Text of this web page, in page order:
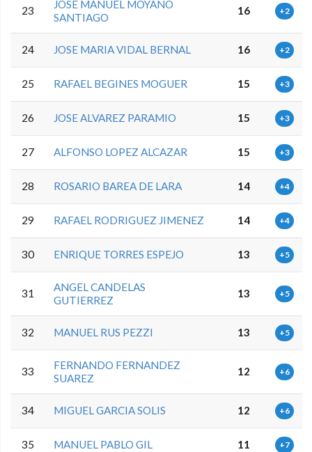
23
JOSE MANUEL MOYANO
SANTIAGO
16 +2
24 JOSE MARIA VIDAL BERNAL 16 +2
25 RAFAEL BEGINES MOGUER 15 +3
26 JOSE ALVAREZ PARAMIO 15 +3
27 ALFONSO LOPEZ ALCAZAR 15 +3
28 ROSARIO BAREA DE LARA 14 +4
29 RAFAEL RODRIGUEZ JIMENEZ 14 +4
30 ENRIQUE TORRES ESPEJO 13 +5
31
ANGEL CANDELAS
GUTIERREZ
13 +5
32 MANUEL RUS PEZZI 13 +5
33
FERNANDO FERNANDEZ
SUAREZ
12 +6
34 MIGUEL GARCIA SOLIS 12 +6
35 MANUEL PABLO GIL 11 +7